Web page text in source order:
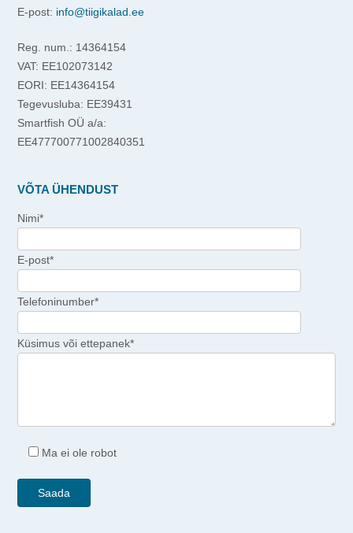
E-post: info@tiigikalad.ee
Reg. num.: 14364154
VAT: EE102073142
EORI: EE14364154
Tegevusluba: EE39431
Smartfish OÜ a/a:
EE477700771002840351
VÕTA ÜHENDUST
Nimi*
E-post*
Telefoninumber*
Küsimus või ettepanek*
Ma ei ole robot